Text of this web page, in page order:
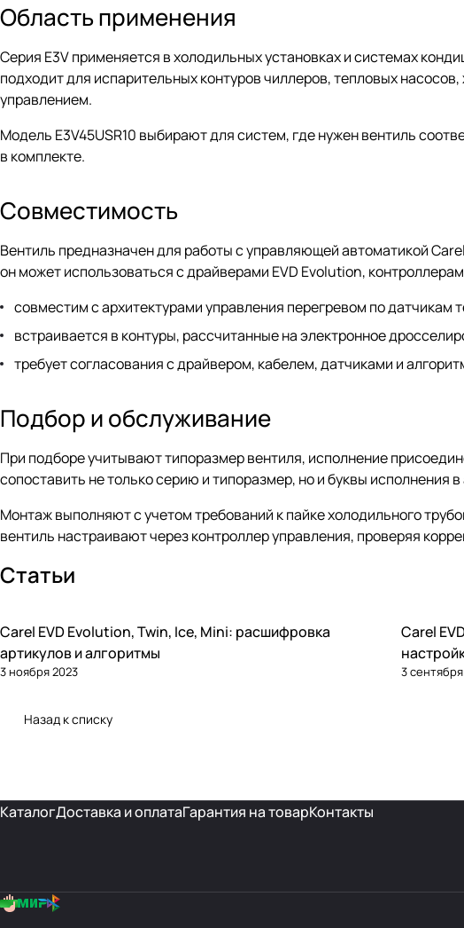
Область применения
Серия E3V применяется в холодильных установках и системах
подходит для испарительных контуров чиллеров, тепловых
управлением.
Модель E3V45USR10 выбирают для систем, где нужен вентиль
в комплекте.
Совместимость
Вентиль предназначен для работы с управляющей автоматикой
он может использоваться с драйверами EVD Evolution,
совместим с архитектурами управления перегревом по датчикам
встраивается в контуры, рассчитанные на электронное
требует согласования с драйвером, кабелем, датчиками и
Подбор и обслуживание
При подборе учитывают типоразмер вентиля, исполнение
сопоставить не только серию и типоразмер, но и буквы
Монтаж выполняют с учетом требований к пайке холодильного
вентиль настраивают через контроллер управления, проверяя
Статьи
Автоматика и контроллеры
Carel EVD Evolution, Twin, Ice, Mini: расшифровка
артикулов и алгоритмы
3 ноября 2023
Carel
3
Назад к списку
КаталогДоставка и оплатаГарантия на товарКонтакты